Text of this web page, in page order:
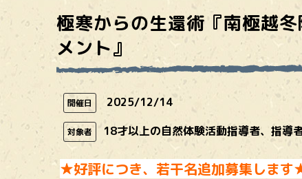
極寒からの生還術『南極越
メント』
開催日 2025/12/14
対象者 18才以上の自然体験活動指導者、指導
★好評につき、若干名追加募集しま